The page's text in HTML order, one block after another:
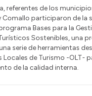
referentes de los
participaron de la
Bases para la
Sostenibles, una
serie de herramientas
Locales de Turismo -OLT-
de la calidad interna.